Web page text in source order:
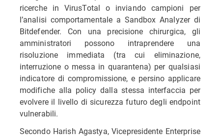
ricerche in VirusTotal o inviando campioni per
l’analisi comportamentale a Sandbox Analyzer di
Bitdefender. Con una precisione chirurgica, gli
amministratori possono intraprendere una
risoluzione immediata (tra cui eliminazione,
interruzione o messa in quarantena) per qualsiasi
indicatore di compromissione, e persino applicare
modifiche alla policy dalla stessa interfaccia per
evolvere il livello di sicurezza futuro degli endpoint
vulnerabili.
Secondo Harish Agastya, Vicepresidente Enterprise